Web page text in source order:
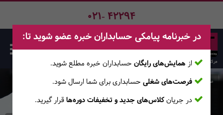
021- 42294
صفحه اصلی دوره‌ها
در خبرنامه پیامکی حسابداران خبره عضو شوید تا:
از همایش‌های رایگان حسابداران خبره مطلع ‎شوید.
فرصت‌های شغلی حسابداری برای شما ارسال شود.
در جریانکلاس‌های جدید و تخفیفات دوره‌هاقرار گیرید.